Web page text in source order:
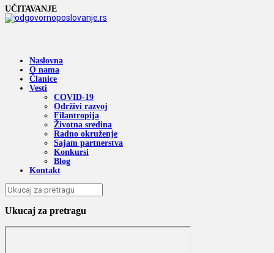
UČITAVANJE
Naslovna
O nama
Članice
Vesti
COVID-19
Održivi razvoj
Filantropija
Životna sredina
Radno okruženje
Sajam partnerstva
Konkursi
Blog
Kontakt
Ukucaj za pretragu